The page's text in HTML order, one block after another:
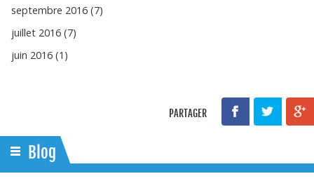
septembre 2016 (7)
juillet 2016 (7)
juin 2016 (1)
PARTAGER
Blog